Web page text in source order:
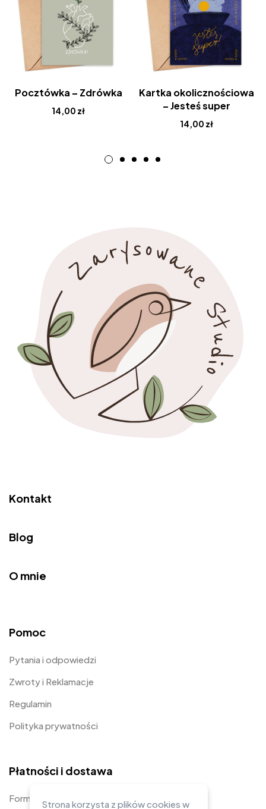
Pocztówka – Zdrówka
14,00 zł
Kartka okolicznościowa
– Jesteś super
14,00 zł
Kontakt
Blog
O mnie
Pomoc
Pytania i odpowiedzi
Zwroty i Reklamacje
Regulamin
Polityka prywatności
Płatności i dostawa
Formy płatności
Strona korzysta z plików cookies w